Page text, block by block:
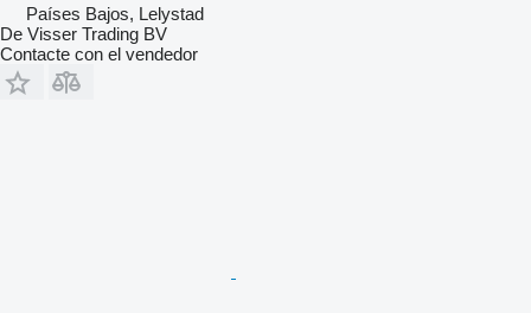
Países Bajos, Lelystad
De Visser Trading BV
Contacte con el vendedor